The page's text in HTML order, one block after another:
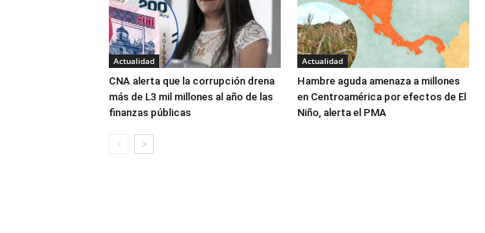
Actualidad
CNA alerta que la corrupción drena
más de L3 mil millones al año de las
finanzas públicas
Actualidad
Hambre aguda amenaza a millones
en Centroamérica por efectos de El
Niño, alerta el PMA